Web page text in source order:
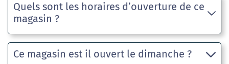
Quels sont les horaires d’ouverture de ce
magasin ?
Ce magasin est il ouvert le dimanche ?